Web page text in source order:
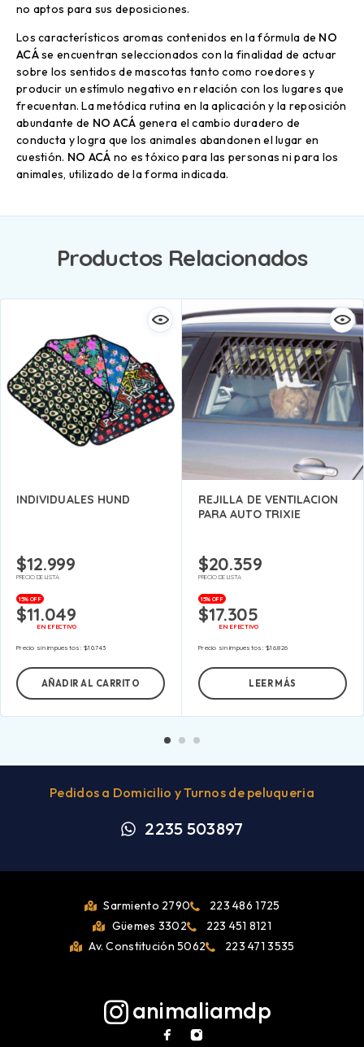
no aptos para sus deposiciones.
Los característicos aromas contenidos en la fórmula de NO
ACÁse encuentran seleccionados con la finalidad de actuar
sobre los sentidos de mascotas tanto como roedores y
producir un estímulo negativo en relación con los lugares que
frecuentan. La metódica rutina en la aplicación y la reposición
abundante de NO ACÁ genera el cambio duradero de
conducta y logra que los animales abandonen el lugar en
cuestión. NO ACÁ no es tóxico para las personas ni para los
animales, utilizado de la forma indicada.
Productos Relacionados
INDIVIDUALES HUND
$12.999
PRECIO DE LISTA
15% OFF
$11.049
EN EFECTIVO
Precio sin impuestos:$10.743
AÑADIR AL CARRITO
REJILLA DE VENTILACION
PARA AUTO TRIXIE
$20.359
PRECIO DE LISTA
15% OFF
$17.305
EN EFECTIVO
Precio sin impuestos:$16.826
LEER MÁS
Pedidos a Domicilio y Turnos de peluqueria
2235 503897
Sarmiento 2790
223 486 1725
Güemes 3302
223 451 8121
Av. Constitución 5062
223 471 3535
animaliamdp